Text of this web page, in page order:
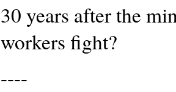
30 years after the
workers fight?
----